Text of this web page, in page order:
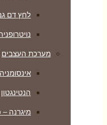
לחץ דם
מערכת העצבים
אינסומניה
הנטינגטון
מיגרנה